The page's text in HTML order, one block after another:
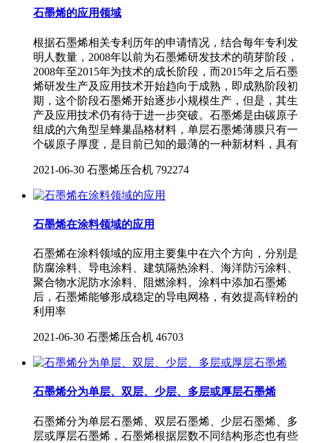
石墨烯的应用领域
根据石墨烯相关专利历年的申请情况，结合每年专利发
明人数量，2008年以前为石墨烯研发技术的萌芽阶段，
2008年至2015年为技术的成长阶段，而2015年之后石墨
烯研发生产及应用技术开始趋向于成熟，即成熟阶段初
期，这个阶段石墨烯开始逐步小规模生产，但是，其生
产及应用技术仍有待于进一步突破。石墨烯是由碳原子
组成的六角型呈蜂巢晶格材料，单层石墨烯薄膜只有一
个碳原子厚度，是目前已知的最薄的一种新材料，具有
2021-06-30 石墨烯压合机 792274
石墨烯在涂料领域的应用
石墨烯在涂料领域的应用主要集中在六个方向，分别是
防腐涂料、导电涂料、建筑隔热涂料、海洋防污涂料、
聚合物水泥防水涂料、阻燃涂料。涂料中添加石墨烯
后，石墨烯能够形成稳定的导电网格，有效提高锌粉的
利用率
2021-06-30 石墨烯压合机 46703
石墨烯分为单层、双层、少层、多层或厚层石墨烯
石墨烯分为单层石墨烯、双层石墨烯、少层石墨烯、多
层或厚层石墨烯，石墨烯根据层数不同结构形态也有些